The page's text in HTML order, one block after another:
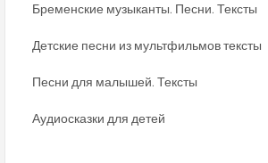
Бременские музыканты. Песни. Тексты
Детские песни из мультфильмов тексты
Песни для малышей. Тексты
Аудиосказки для детей